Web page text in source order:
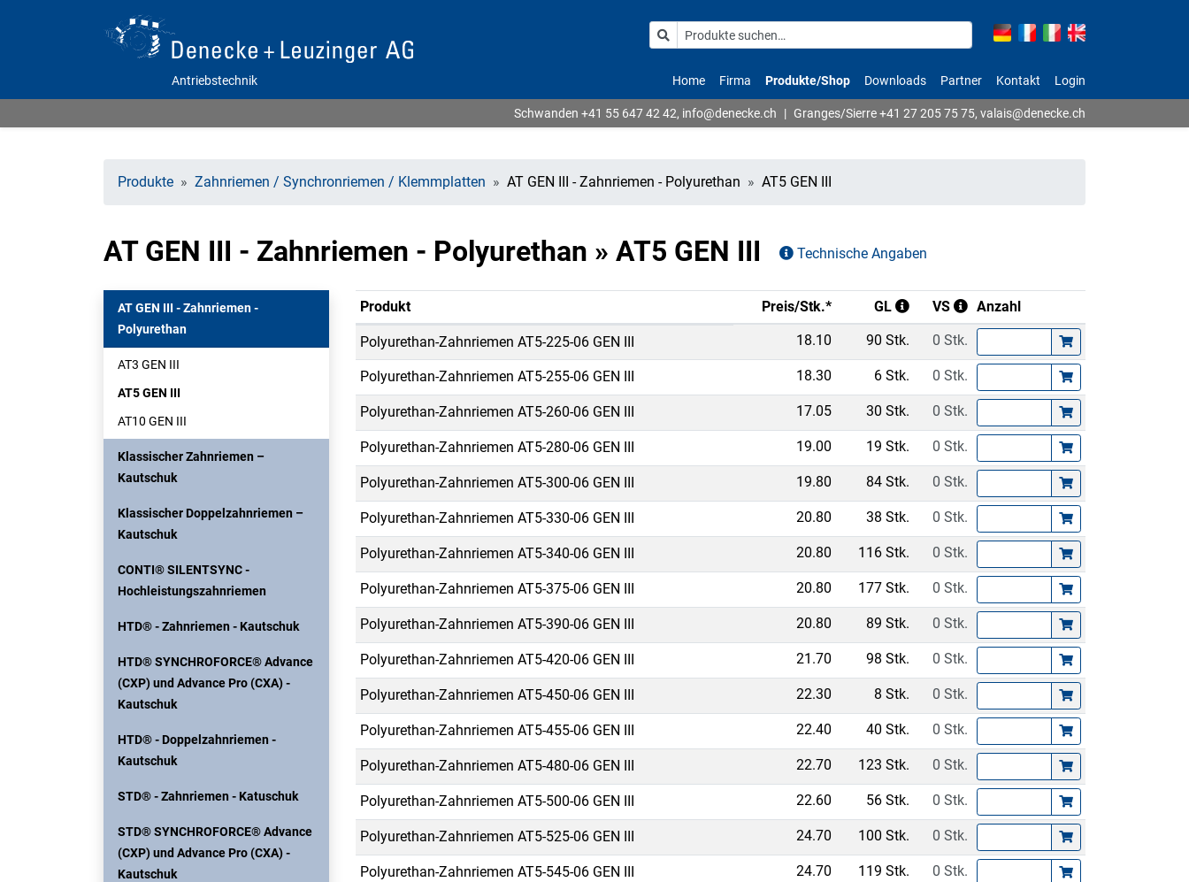
Antriebstechnik Home Firma Produkte/Shop Downloads Partner Kontakt Login
Schwanden +41 55 647 42 42, info@denecke.ch | Granges/Sierre+41 27 205 75 75, valais@denecke.ch
Produkte Zahnriemen / Synchronriemen / Klemmplatten AT GEN III - Zahnriemen - Polyurethan AT5 GEN III
AT GEN III - Zahnriemen - Polyurethan » AT5 GEN III Technische Angaben
AT GEN III - Zahnriemen -
Polyurethan
AT3 GEN III
AT5 GEN III
AT10 GEN III
Klassischer Zahnriemen –
Kautschuk
Klassischer Doppelzahnriemen –
Kautschuk
CONTI® SILENTSYNC -
Hochleistungszahnriemen
HTD® - Zahnriemen - Kautschuk
HTD® SYNCHROFORCE® Advance
(CXP) und Advance Pro (CXA) -
Kautschuk
HTD® - Doppelzahnriemen -
Kautschuk
STD® - Zahnriemen - Katuschuk
STD® SYNCHROFORCE® Advance
(CXP) und Advance Pro (CXA) -
Kautschuk
Produkt Preis/Stk.* GL VS Anzahl
Polyurethan-Zahnriemen AT5-225-06 GEN III 18.10 90 Stk. 0 Stk.
Polyurethan-Zahnriemen AT5-255-06 GEN III 18.30 6 Stk. 0 Stk.
Polyurethan-Zahnriemen AT5-260-06 GEN III 17.05 30 Stk. 0 Stk.
Polyurethan-Zahnriemen AT5-280-06 GEN III 19.00 19 Stk. 0 Stk.
Polyurethan-Zahnriemen AT5-300-06 GEN III 19.80 84 Stk. 0 Stk.
Polyurethan-Zahnriemen AT5-330-06 GEN III 20.80 38 Stk. 0 Stk.
Polyurethan-Zahnriemen AT5-340-06 GEN III 20.80 116 Stk. 0 Stk.
Polyurethan-Zahnriemen AT5-375-06 GEN III 20.80 177 Stk. 0 Stk.
Polyurethan-Zahnriemen AT5-390-06 GEN III 20.80 89 Stk. 0 Stk.
Polyurethan-Zahnriemen AT5-420-06 GEN III 21.70 98 Stk. 0 Stk.
Polyurethan-Zahnriemen AT5-450-06 GEN III 22.30 8 Stk. 0 Stk.
Polyurethan-Zahnriemen AT5-455-06 GEN III 22.40 40 Stk. 0 Stk.
Polyurethan-Zahnriemen AT5-480-06 GEN III 22.70 123 Stk. 0 Stk.
Polyurethan-Zahnriemen AT5-500-06 GEN III 22.60 56 Stk. 0 Stk.
Polyurethan-Zahnriemen AT5-525-06 GEN III 24.70 100 Stk. 0 Stk.
Polyurethan-Zahnriemen AT5-545-06 GEN III 24.70 119 Stk. 0 Stk.